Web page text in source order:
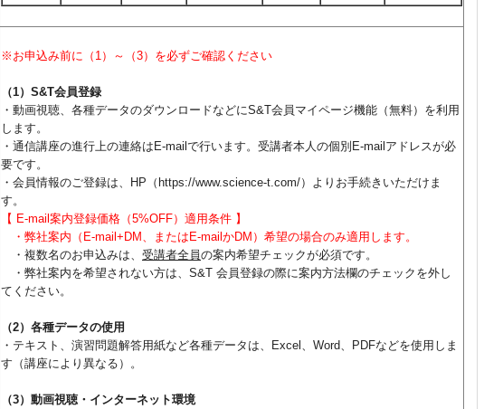
※お申込み前に（1）～（3）を必ずご確認ください
（1）S&T会員登録
・動画視聴、各種データのダウンロードなどにS&T会員マイページ機能（無料）を利用
します。
・通信講座の進行上の連絡はE-mailで行います。受講者本人の個別E-mailアドレスが必
要です。
・会員情報のご登録は、HP（https://www.science-t.com/）よりお手続きいただけま
す。
【 E-mail案内登録価格（5%OFF）適用条件 】
・弊社案内（E-mail+DM、またはE-mailかDM）希望の場合のみ適用します。
・ 複数名のお申込みは、 受講者全員の案内希望チェックが必須です。
・弊社案内を希望されない方は、S&T 会員登録の際に案内方法欄のチェックを外し
てください。
（2）各種データの使用
・テキスト、演習問題解答用紙など各種データは、Excel、Word、PDFなどを使用しま
す（講座により異なる）。
（3）動画視聴・インターネット環境